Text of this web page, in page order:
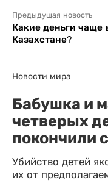
Предыдущая новость
Какие деньги чаще
Казахстане?
Новости мира
Бабушка и
четверых
покончили
Убийство детей
их от